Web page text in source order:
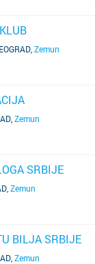
Zemun
Zemun
SRBIJE
Zemun
BILJA SRBIJE
Zemun